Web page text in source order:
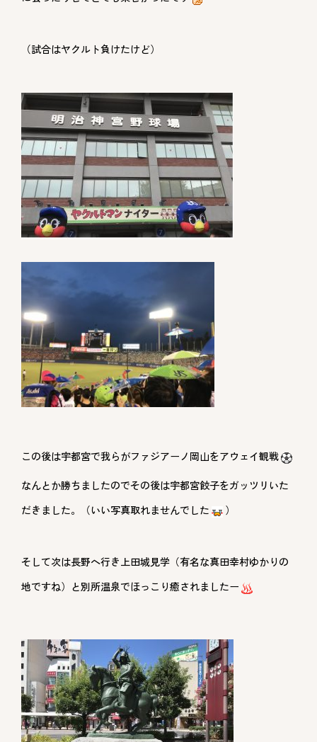
（試合はヤクルト負けたけど）
この後は宇都宮で我らがファジアーノ岡山をアウェイ観戦
なんとか勝ちましたのでその後は宇都宮餃子をガッツリいた
だきました。（いい写真取れませんでした
）
そして次は長野へ行き上田城見学（有名な真田幸村ゆかりの
地ですね）と別所温泉でほっこり癒されましたー